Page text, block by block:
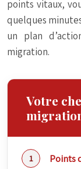
points vitaux,
quelques
un plan
migration.
Votre
Points